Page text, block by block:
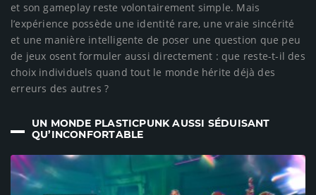
et son gameplay reste volontairement simple. Mais
l’expérience possède une identité rare, une vraie sincérité
et une manière intelligente de poser une question que peu
de jeux osent formuler aussi directement : que reste-t-il des
choix individuels quand tout le monde hérite déjà des
erreurs des autres ?
UN MONDE PLASTICPUNK AUSSI SÉDUISANT
QU’INCONFORTABLE